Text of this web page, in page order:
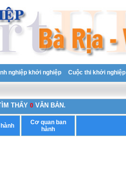
nghiệp khởi nghiệp Cuộc thi khởi nghiệp
THẤY 0 VĂN BẢN.
Cơ quan ban
hành